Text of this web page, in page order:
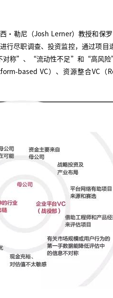
·勒尼（Josh Lerner）教授和保
行尽职调查、投资监控，通过项目
对称”、“流动性不足”和“高风
based VC）、资源整合VC（